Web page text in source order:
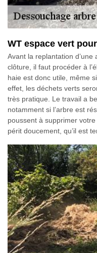
WT espace vert
Avant la replantation d’une
clôture, il faut procéder à
haie est donc utile, même
effet, les déchets verts
très pratique. Le travail a
notamment si l’arbre est
poussent à supprimer
périt doucement, qu’il est